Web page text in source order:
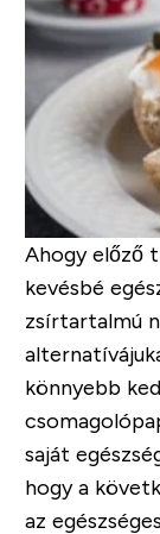
Ahogy előző
kevésbé
zsírtartalmú
könnyebb
saját
hogy a
az